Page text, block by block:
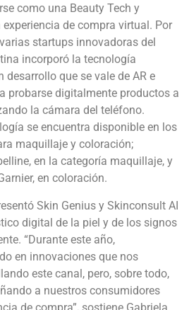
como una Beauty Tech y
de compra virtual. Por
startups innovadoras del
incorporó la tecnología
desarrollo que se vale de AR e
probarse digitalmente productos a
la cámara del teléfono.
se encuentra disponible en los
maquillaje y coloración;
en la categoría maquillaje, y
en coloración.
Skin Genius y Skinconsult AI
digital de la piel y de los signos
“Durante este año,
en innovaciones que nos
este canal, pero, sobre todo,
a nuestros consumidores